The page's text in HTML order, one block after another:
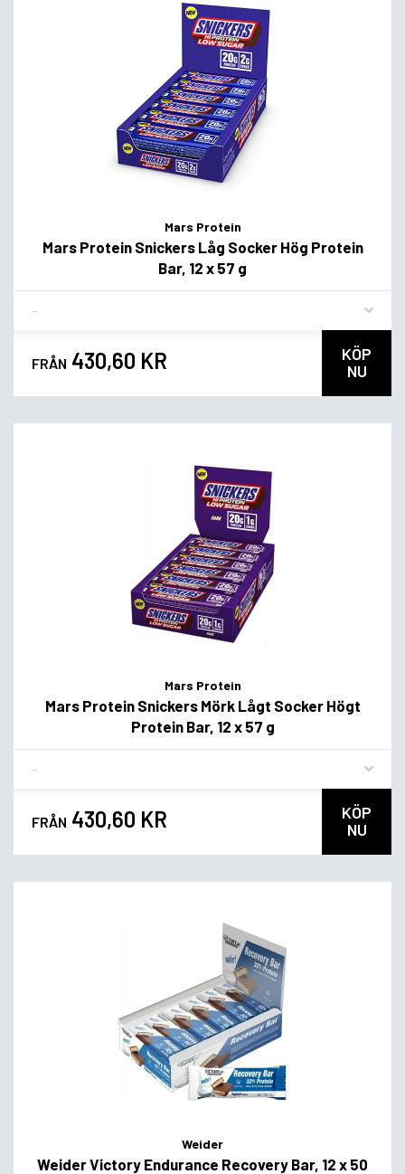
Mars Protein
Mars Protein Snickers Låg Socker Hög Protein
Bar, 12 x 57 g
FRÅN 430,60 KR
KÖP
NU
Mars Protein
Mars Protein Snickers Mörk Lågt Socker Högt
Protein Bar, 12 x 57 g
FRÅN 430,60 KR
KÖP
NU
Weider
Weider Victory Endurance Recovery Bar, 12 x 50